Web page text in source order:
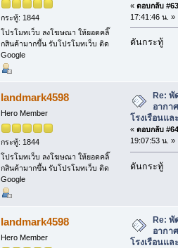
กระทู้: 1844
โปรโมทเว็บ ลงโฆษณา ให้ยอดคลิ๊
กสินค้ามากขึ้น รับโปรโมทเว็บ ติด
Google
« ตอบกลับ
17:41:46 น. »
ดันกระทู้
landmark4598
Hero Member
กระทู้: 1844
โปรโมทเว็บ ลงโฆษณา ให้ยอดคลิ๊
กสินค้ามากขึ้น รับโปรโมทเว็บ ติด
Google
Re:
อากา
โรงเรือนแ
« ตอบกลับ
19:07:53 น. »
ดันกระทู้
landmark4598
Hero Member
Re:
อากา
โรงเรือนแ